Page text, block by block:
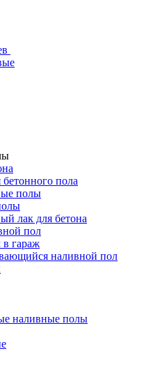
пола
полы
лак для бетона
пол
гараж
наливной пол
наливные полы